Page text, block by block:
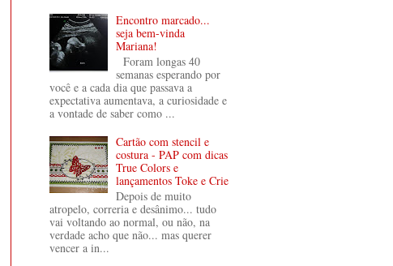
Encontro marcado...
seja bem-vinda
Mariana!
Foram longas 40
semanas esperando por
você e a cada dia que passava a
expectativa aumentava, a curiosidade e
a vontade de saber como ...
Cartão com stencil e
costura - PAP com dicas
True Colors e
lançamentos Toke e Crie
Depois de muito
atropelo, correria e desânimo... tudo
vai voltando ao normal, ou não, na
verdade acho que não... mas querer
vencer a in...